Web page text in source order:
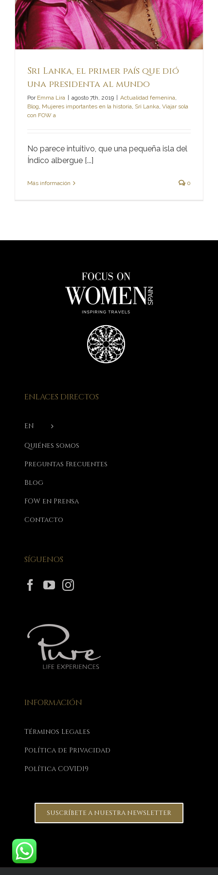
Sri Lanka, el primer país que dió
una presidenta al mundo
Por Emma Lira | agosto 7th, 2019 | Actualidad femenina
Blog Mujeres importantes en la historia Sri Lanka Viajar sola
con FOW a
No parece intuitivo, que una pequeña isla del
Índico albergue [...]
Más información 0
ENLACES DIRECTOS
EN
Quiénes somos
Preguntas Frecuentes
Blog
FOW en Prensa
Contacto
SÍGUENOS
INFORMACIÓN
Términos Legales
Política de Privacidad
Política COVID19
SUSCRÍBETE A NUESTRA NEWSLETTER